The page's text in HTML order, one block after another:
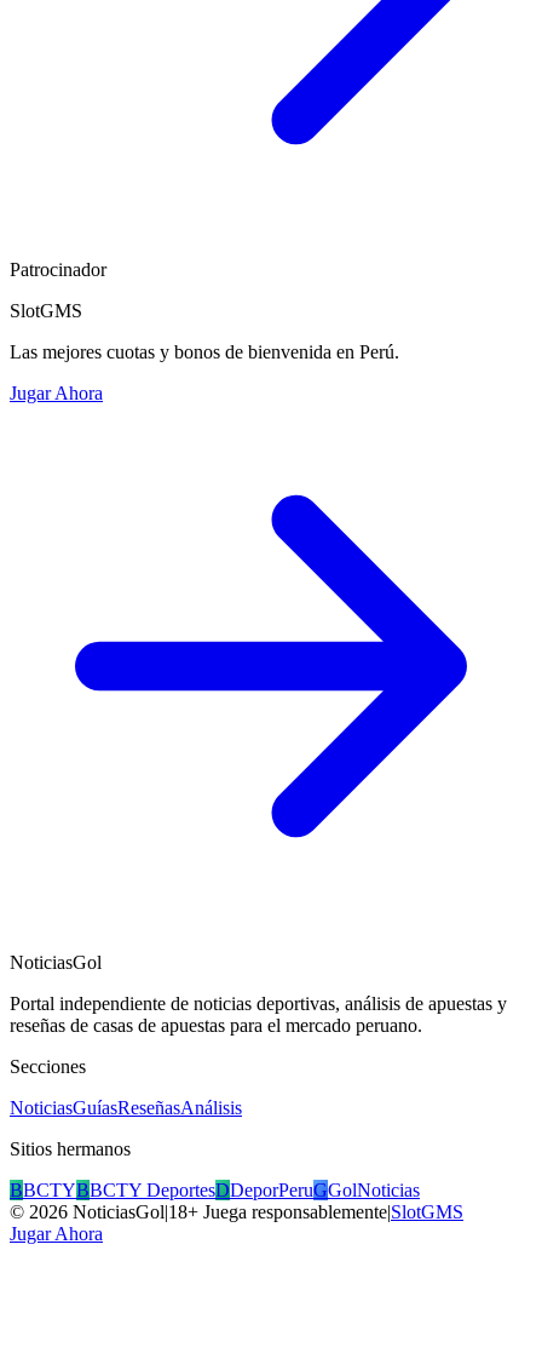
Patrocinador
SlotGMS
Las mejores cuotas y bonos de bienvenida en Perú.
Jugar Ahora
NoticiasGol
Portal independiente de noticias deportivas, análisis de apuestas y
reseñas de casas de apuestas para el mercado peruano.
Secciones
NoticiasGuíasReseñasAnálisis
Sitios hermanos
BBCTYBBCTY DeportesDDeporPeruGGolNoticias
© 2026 NoticiasGol|18+ Juega responsablemente|SlotGMS
Jugar Ahora